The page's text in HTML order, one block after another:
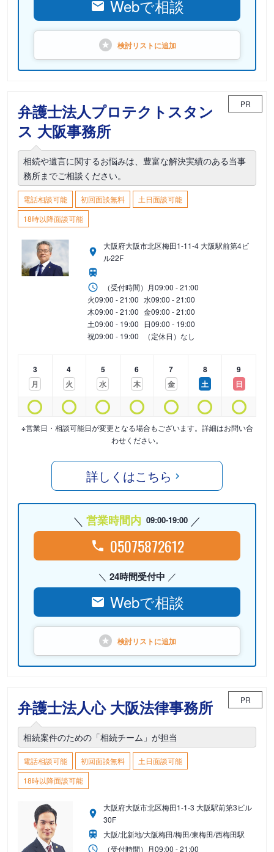
Webで相談
検討リストに追加
弁護士法人プロテクトスタン
ス 大阪事務所
PR
相続や遺言に関するお悩みは、豊富な解決実績のある当事
務所までご相談ください。
電話相談可能 初回面談無料
土日面談可能
18時以降面談可能
大阪府大阪市北区梅田1-11-4 大阪駅前第4ビ
ル22F
（受付時間） 月09:00 - 21:00
火09:00 - 21:00 水09:00 - 21:00
木09:00 - 21:00 金09:00 - 21:00
土09:00 - 19:00 日09:00 - 19:00
祝09:00 - 19:00 （定休日）なし
3
月
4
火
5
水
6
木
7
金
8
土
9
日
※営業日・相談可能日が変更となる場合もございます。詳細はお問い合
わせください。
詳しくはこちら
営業時間内 09:00-19:00
05075872612
24時間受付中
Webで相談
検討リストに追加
弁護士法人心 大阪法律事務所 PR
相続案件のための「相続チーム」が担当
電話相談可能 初回面談無料
土日面談可能
18時以降面談可能
大阪府大阪市北区梅田1-1-3 大阪駅前第3ビル
30F
大阪/北新地/大阪梅田/梅田/東梅田/西梅田駅
（受付時間） 月09:00 - 21:00